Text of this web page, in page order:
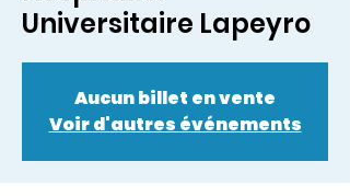
Universitaire Lapeyro
Aucun billet en vente
Voir d'autres événements